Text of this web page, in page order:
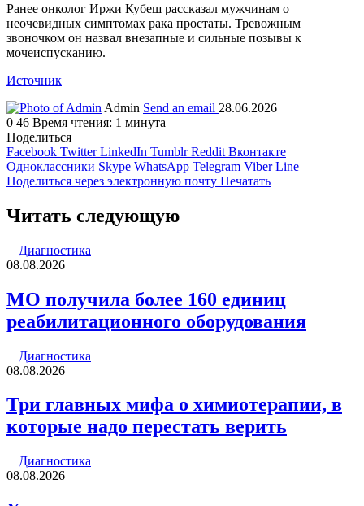
Ранее онколог Иржи Кубеш рассказал мужчинам о
неочевидных симптомах рака простаты. Тревожным
звоночком он назвал внезапные и сильные позывы к
мочеиспусканию.
Источник
Admin Send an email 28.06.2026
0 46 Время чтения: 1 минута
Поделиться
Facebook Twitter LinkedIn Tumblr Reddit Вконтакте
Одноклассники Skype WhatsApp Telegram Viber Line
Поделиться через электронную почту Печатать
Читать следующую
Диагностика
08.08.2026
МО получила более 160 единиц
реабилитационного оборудования
Диагностика
08.08.2026
Три главных мифа о химиотерапии, в
которые надо перестать верить
Диагностика
08.08.2026